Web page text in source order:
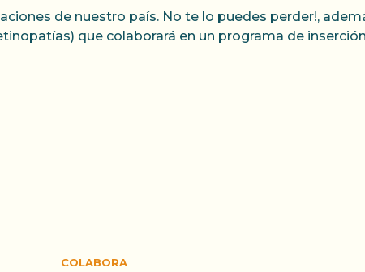
de nuestro país. No te lo puedes perder!,
que colaborará en un programa de
COLABORA